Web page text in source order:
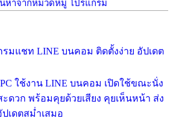
หาจากหมวดหมู่ โปรแกรม
รมแชท LINE บนคอม ติดตั้งง่าย อัปเดต
ใช้งาน LINE บนคอม เปิดใช้ขณะนั่ง
ดวก พร้อมคุยด้วยเสียง คุยเห็นหน้า ส่ง
เดตสม่ำเสมอ